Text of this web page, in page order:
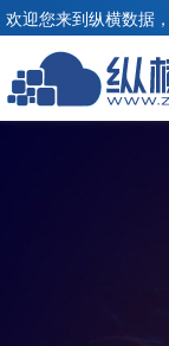
欢迎您来到纵横数据